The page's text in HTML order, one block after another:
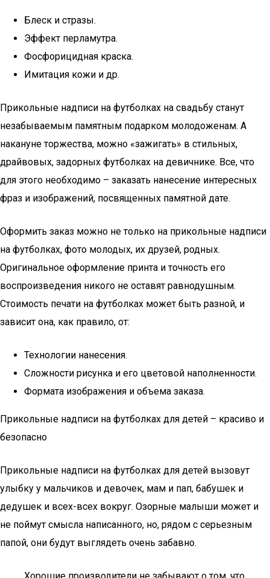
Блеск и стразы.
Эффект перламутра.
Фосфорицидная краска.
Имитация кожи и др.
Прикольные надписи на футболках на свадьбу станут
незабываемым памятным подарком молодоженам. А
накануне торжества, можно «зажигать» в стильных,
драйвовых, задорных футболках на девичнике. Все, что
для этого необходимо – заказать нанесение интересных
фраз и изображений, посвященных памятной дате.
Оформить заказ можно не только на прикольные надписи
на футболках, фото молодых, их друзей, родных.
Оригинальное оформление принта и точность его
воспроизведения никого не оставят равнодушным.
Стоимость печати на футболках может быть разной, и
зависит она, как правило, от:
Технологии нанесения.
Сложности рисунка и его цветовой наполненности.
Формата изображения и объема заказа.
Прикольные надписи на футболках для детей – красиво и
безопасно
Прикольные надписи на футболках для детей вызовут
улыбку у мальчиков и девочек, мам и пап, бабушек и
дедушек и всех-всех вокруг. Озорные малыши может и
не поймут смысла написанного, но, рядом с серьезным
папой, они будут выглядеть очень забавно.